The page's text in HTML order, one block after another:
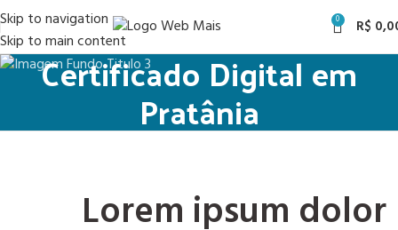
Skip to navigation
Skip to main content
0 R$
Certificado Digital em
Pratânia
Lorem ipsum dolor